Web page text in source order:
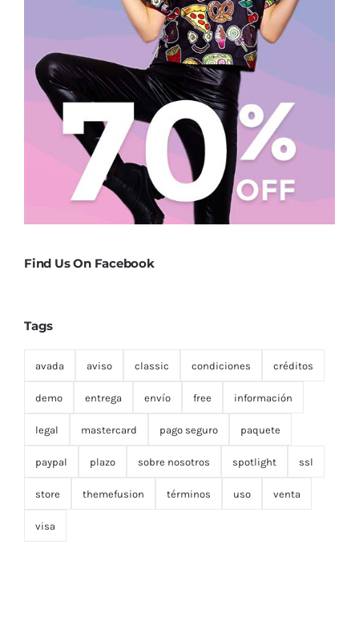
Find Us On Facebook
Tags
avada aviso classic condiciones créditos
demo entrega envío free información
legal mastercard pago seguro paquete
paypal plazo sobre nosotros spotlight ssl
store themefusion términos uso venta
visa